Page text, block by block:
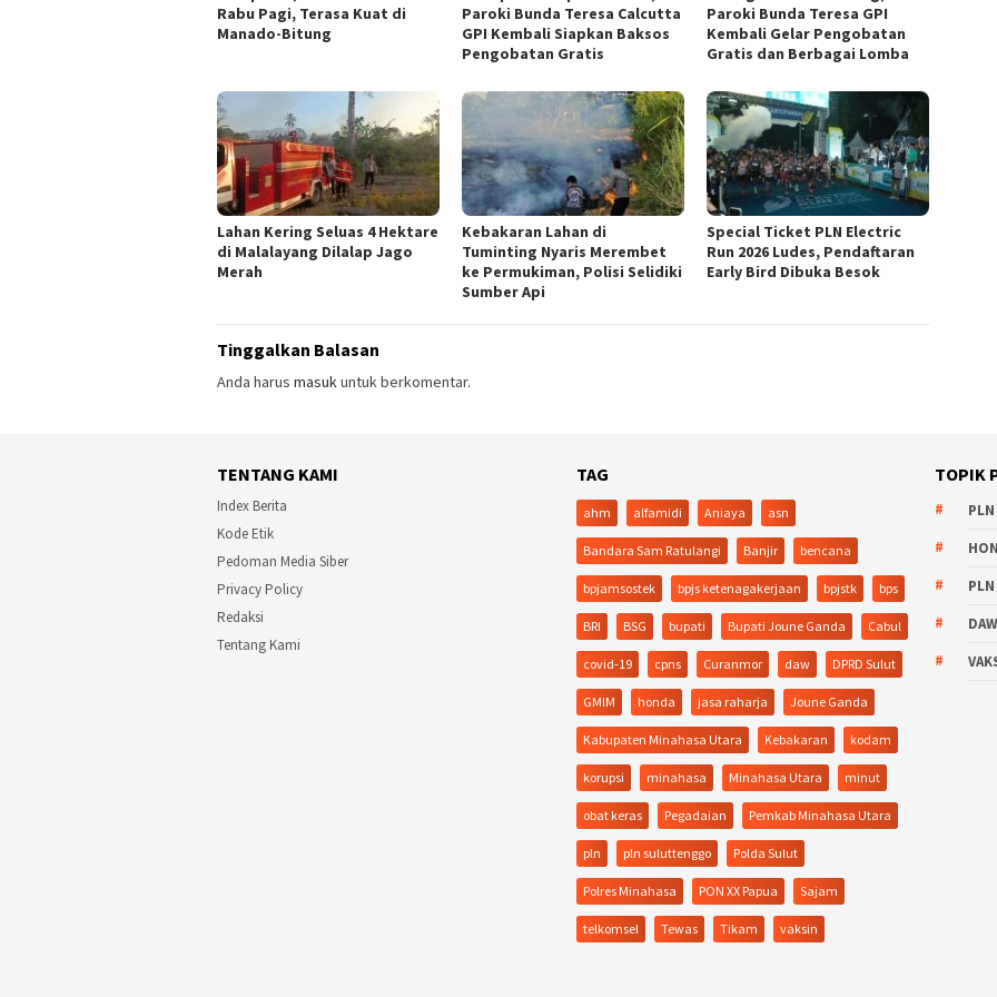
Rabu Pagi, Terasa Kuat di
Manado-Bitung
Paroki Bunda Teresa Calcutta
GPI Kembali Siapkan Baksos
Pengobatan Gratis
Paroki Bunda Teresa GPI
Kembali Gelar Pengobatan
Gratis dan Berbagai Lomba
Lahan Kering Seluas 4 Hektare
di Malalayang Dilalap Jago
Merah
Kebakaran Lahan di
Tuminting Nyaris Merembet
ke Permukiman, Polisi Selidiki
Sumber Api
Special Ticket PLN Electric
Run 2026 Ludes, Pendaftaran
Early Bird Dibuka Besok
Tinggalkan Balasan
Anda harus masukuntuk berkomentar.
TENTANG KAMI
Index Berita
Kode Etik
Pedoman Media Siber
Privacy Policy
Redaksi
Tentang Kami
TAG
ahm alfamidi Aniaya asn
Bandara Sam Ratulangi Banjir bencana
bpjamsostek bpjs ketenagakerjaan bpjstk bps
BRI BSG bupati Bupati Joune Ganda Cabul
covid-19 cpns Curanmor daw DPRD Sulut
GMIM honda jasa raharja Joune Ganda
Kabupaten Minahasa Utara Kebakaran kodam
korupsi minahasa Minahasa Utara minut
obat keras Pegadaian Pemkab Minahasa Utara
pln pln suluttenggo Polda Sulut
Polres Minahasa PON XX Papua Sajam
telkomsel Tewas Tikam vaksin
TOPIK
PLN
DAW